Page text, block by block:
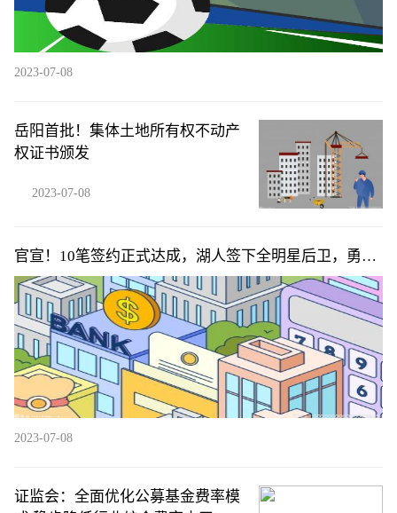
2023-07-08
岳阳首批！集体土地所有权不动产
权证书颁发
2023-07-08
官宣！10笔签约正式达成，湖人签下全明星后卫，勇士
追2.08米锋线
2023-07-08
证监会：全面优化公募基金费率模